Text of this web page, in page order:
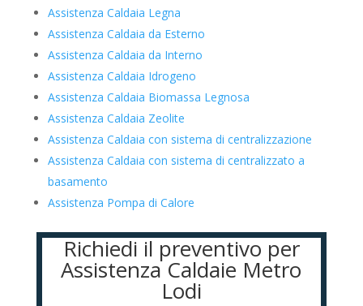
Assistenza Caldaia Legna
Assistenza Caldaia da Esterno
Assistenza Caldaia da Interno
Assistenza Caldaia Idrogeno
Assistenza Caldaia Biomassa Legnosa
Assistenza Caldaia Zeolite
Assistenza Caldaia con sistema di centralizzazione
Assistenza Caldaia con sistema di centralizzato a
basamento
Assistenza Pompa di Calore
Richiedi il preventivo per
Assistenza Caldaie Metro
Lodi